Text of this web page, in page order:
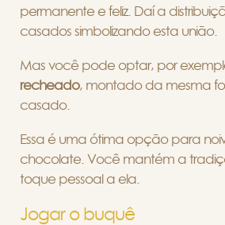
permanente e feliz. Daí a
casados simbolizando esta união.
Mas você pode optar, por
recheado, montado da mesma
casado.
Essa é uma ótima opção para
chocolate. Você mantém a
toque pessoal a ela.
Jogar o buquê